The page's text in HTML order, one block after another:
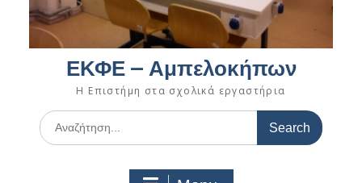
ΕΚΦΕ – Αμπελοκήπων
Η Επιστήμη στα σχολικά εργαστήρια
Search
for: